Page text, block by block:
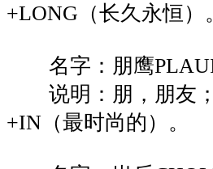
+LONG（长久永恒）
名字：朋鹰
说明：朋，朋友；
+IN（最时尚的）。